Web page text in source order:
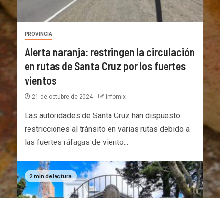
PROVINCIA
Alerta naranja: restringen la circulación
en rutas de Santa Cruz por los fuertes
vientos
21 de octubre de 2024 Infomix
Las autoridades de Santa Cruz han dispuesto
restricciones al tránsito en varias rutas debido a
las fuertes ráfagas de viento...
2 min de lectura